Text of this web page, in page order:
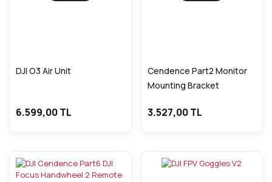
DJI O3 Air Unit
6.599,00 TL
Cendence Part2 Monitor
Mounting Bracket
3.527,00 TL